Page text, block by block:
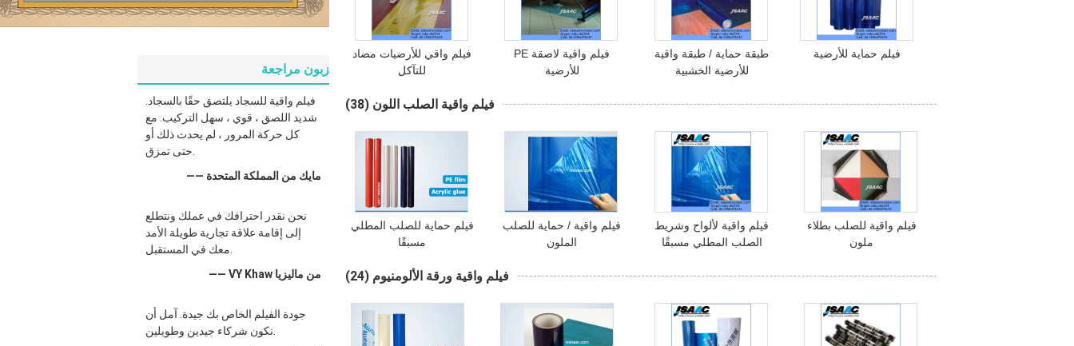
زبون مراجعة
فيلم واقية للسجاد يلتصق حقًا بالسجاد.
شديد اللصق ، قوي ، سهل التركيب. مع
كل حركة المرور ، لم يحدث ذلك أو
—— مايك من المملكة المتحدة
نحن نقدر احترافك في عملك ونتطلع
إلى إقامة علاقة تجارية طويلة الأمد
—— VY Khaw من ماليزيا
جودة الفيلم الخاص بك جيدة. آمل أن
فيلم واقي للأرضيات مضاد
للتآكل
فيلم واقية لاصقة PE
للأرضية
طبقة حماية / طبقة واقية
للأرضية الخشبية
فيلم حماية للأرضية
فيلم واقية الصلب اللون (38)
فيلم حماية للصلب المطلي
مسبقًا
فيلم واقية / حماية للصلب
الملون
فيلم واقية لألواح وشريط
الصلب المطلي مسبقًا
فيلم واقية للصلب بطلاء
ملون
فيلم واقية ورقة الألومنيوم (24)